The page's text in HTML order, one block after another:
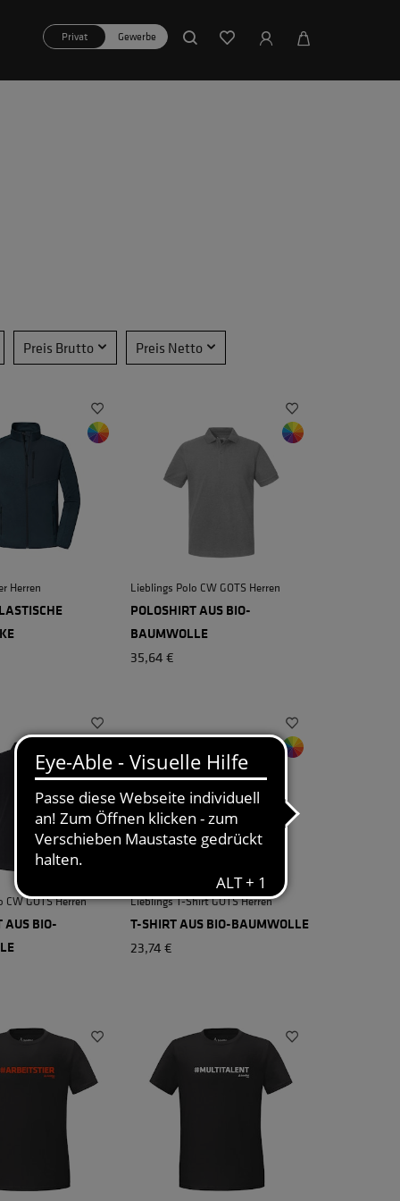
Privat Gewerbe
Preis Brutto Preis Netto
Herren Lieblings Polo CW GOTS Herren
POLOSHIRT AUS BIO-
BAUMWOLLE
35,64 €
+ 3
GOTS Herren
AUS BIO-
Lieblings T-Shirt GOTS Herren
T-SHIRT AUS BIO-BAUMWOLLE
23,74 €